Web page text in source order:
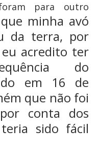
para outro
minha avó
da terra, por
acredito ter
do
em 16 de
que não foi
conta dos
sido fácil